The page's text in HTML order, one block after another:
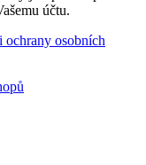
účtu.
ochrany osobních